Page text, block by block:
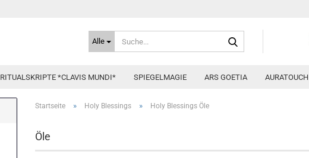
Alle
RITUALSKRIPTE *CLAVIS MUNDI* SPIEGELMAGIE ARS GOETIA AURATOUCH
Startseite » Holy Blessings » Holy Blessings Öle
Öle